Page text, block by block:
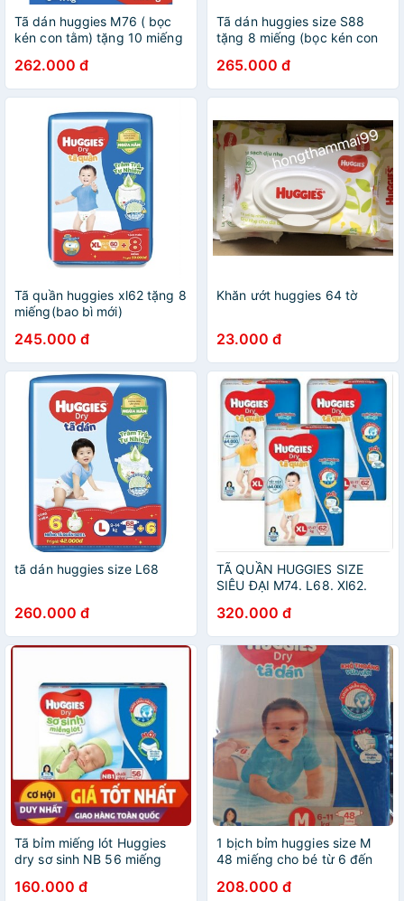
Tã dán huggies M76 ( bọc
kén con tằm) tặng 10 miếng
262.000 đ
Tã dán huggies size S88
tặng 8 miếng (bọc kén con
265.000 đ
Tã quần huggies xl62 tặng 8
miếng(bao bì mới)
245.000 đ
Khăn ướt huggies 64 tờ
23.000 đ
tã dán huggies size L68
260.000 đ
TÃ QUẦN HUGGIES SIZE
SIÊU ĐẠI M74. L68. Xl62.
320.000 đ
Tã bỉm miếng lót Huggies
dry sơ sinh NB 56 miếng
160.000 đ
1 bịch bỉm huggies size M
48 miếng cho bé từ 6 đến
208.000 đ